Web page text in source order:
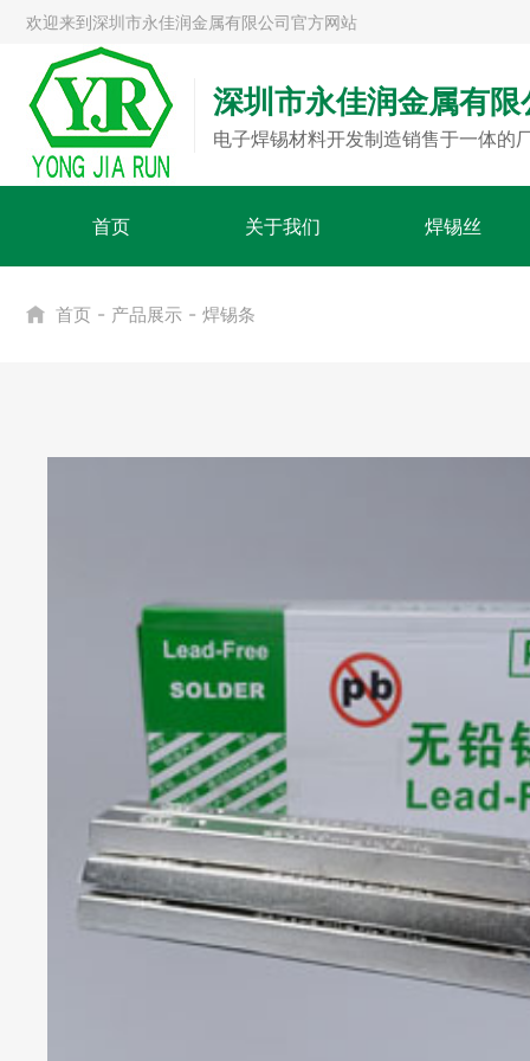
欢迎来到深圳市永佳润金属有限公司官方网站
深圳市永佳润金属有限
电子焊锡材料开发制造销售于一体的
首页 关于我们 焊锡丝
首页 - 产品展示 - 焊锡条